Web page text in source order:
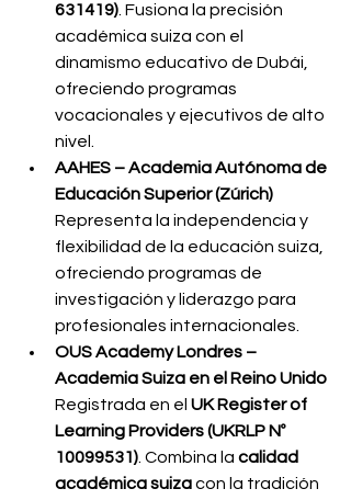
631419) . Fusiona la precisión
académica suiza con el
dinamismo educativo de Dubái,
ofreciendo programas
vocacionales y ejecutivos de alto
nivel.
AAHES – Academia Autónoma de
Educación Superior (Zúrich)
Representa la independencia y
flexibilidad de la educación suiza,
ofreciendo programas de
investigación y liderazgo para
profesionales internacionales.
OUS Academy Londres –
Academia Suiza en el Reino Unido
Registrada en el UK Register of
Learning Providers (UKRLP Nº
10099531) . Combina la calidad
académica suiza con la tradición